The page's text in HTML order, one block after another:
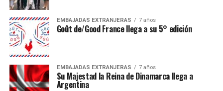
EMBAJADAS EXTRANJERAS 7 años
Goût de/Good France llega a su 5° edición
EMBAJADAS EXTRANJERAS 7 años
Su Majestad la Reina de Dinamarca llega a
Argentina